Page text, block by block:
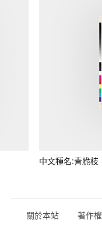
中文種名:青脆枝
關於本站 著作